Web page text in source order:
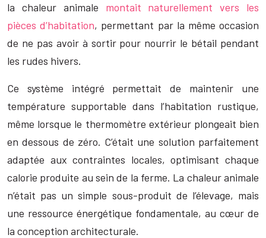
la chaleur animale montait naturellement vers les
pièces d’habitation, permettant par la même occasion
de ne pas avoir à sortir pour nourrir le bétail pendant
les rudes hivers.
Ce système intégré permettait de maintenir une
température supportable dans l’habitation rustique,
même lorsque le thermomètre extérieur plongeait bien
en dessous de zéro. C’était une solution parfaitement
adaptée aux contraintes locales, optimisant chaque
calorie produite au sein de la ferme. La chaleur animale
n’était pas un simple sous-produit de l’élevage, mais
une ressource énergétique fondamentale, au cœur de
la conception architecturale.